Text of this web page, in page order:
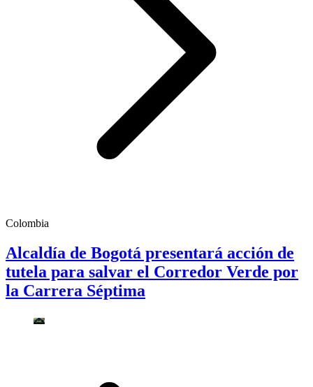
Colombia
Alcaldía de Bogotá presentará acción de
tutela para salvar el Corredor Verde por
la Carrera Séptima